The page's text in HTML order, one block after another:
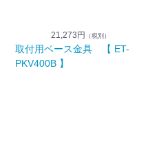
21,273円 （税別）
取付用ベース金具 【 ET-
PKV400B 】